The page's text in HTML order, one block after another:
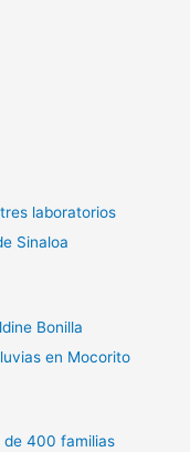
laboratorios
Sinaloa
Bonilla
en Mocorito
de 400 familias